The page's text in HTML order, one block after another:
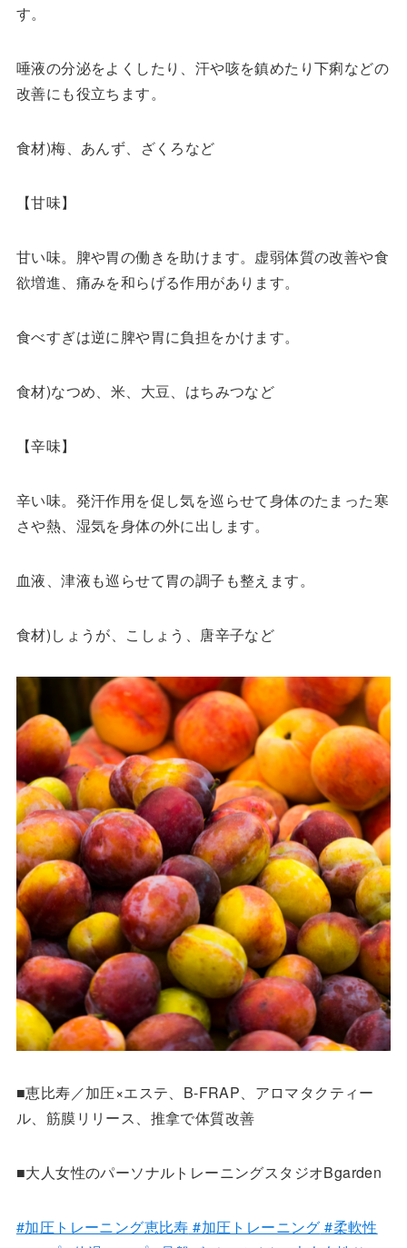
す。
唾液の分泌をよくしたり、汗や咳を鎮めたり下痢などの
改善にも役立ちます。
食材)梅、あんず、ざくろなど
【甘味】
甘い味。脾や胃の働きを助けます。虚弱体質の改善や食
欲増進、痛みを和らげる作用があります。
食べすぎは逆に脾や胃に負担をかけます。
食材)なつめ、米、大豆、はちみつなど
【辛味】
辛い味。発汗作用を促し気を巡らせて身体のたまった寒
さや熱、湿気を身体の外に出します。
血液、津液も巡らせて胃の調子も整えます。
食材)しょうが、こしょう、唐辛子など
■恵比寿／加圧×エステ、B-FRAP、アロマタクティー
ル、筋膜リリース、推拿で体質改善
■大人女性のパーソナルトレーニングスタジオBgarden
#加圧トレーニング恵比寿 #加圧トレーニング #柔軟性